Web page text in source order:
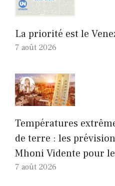
La priorité est le
7 août 2026
Températures
de terre : les
Mhoni Vidente pour
7 août 2026